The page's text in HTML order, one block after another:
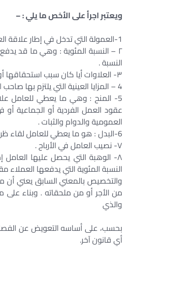
ويعتبر اجرأ على الأخص ما يلي : –
1-العمولة التي تدخل في إطار علاقة العمل .
۲ – النسبة المئوية : وهي ما قد
النسبة .
٣- العلاوات أيا كان سبب استحقاقها أو نوعها .
4 – المزايا العينية التي يلتزم بها صاحب العمل دون أن تستلزمها مقتضيات العمل.
5- المنح : وهي ما يعطي للعامل
عقود العمل الفردية أو الجماعية
العمومية والدوام والثبات .
6-البدل : هو ما يعطي للعامل لقاء ظروف او مخاطر معينة يتعرض لها في أداء عمله .
۷- نصيب العامل في الأرباح .
۸- الوهبة التي يحصل عليها
النسبة المئوية التي يدفعها
والتخصيص بالمعني السابق يعني أن
والذي
بحسب، على أساسه التعويض عن
أي قانون آخر.